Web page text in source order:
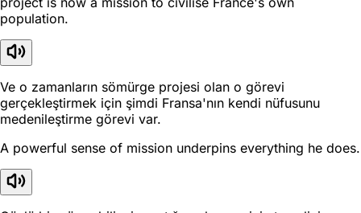
population.
Ve o zamanların sömürge projesi olan o görevi
gerçekleştirmek için şimdi Fransa'nın kendi nüfusunu
medenileştirme görevi var.
A powerful sense of mission underpins everything he does.